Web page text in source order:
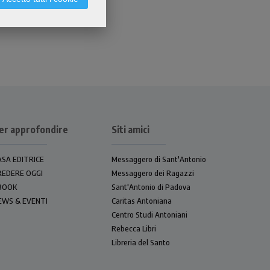
approfondire
EDITRICE
OGGI
& EVENTI
Siti amici
Messaggero di Sant'Antonio
Messaggero dei Ragazzi
Sant'Antonio di Padova
Caritas Antoniana
Centro Studi Antoniani
Rebecca Libri
Libreria del Santo